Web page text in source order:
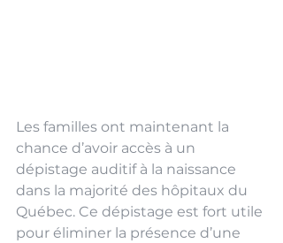
Les familles ont maintenant la
chance d’avoir accès à un
dépistage auditif à la naissance
dans la majorité des hôpitaux du
Québec. Ce dépistage est fort utile
pour éliminer la présence d’une